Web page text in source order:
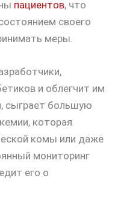
пациентов, что
своего
меры.
и облегчит им
сыграет большую
которая
комы или даже
мониторинг
его о